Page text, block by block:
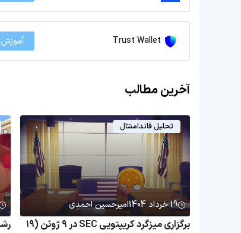
Trust Wallet آموزش
آخرین مطالب
تحلیل فاندامنتال
19 خرداد 1404 امیرحسین احمدی
برگزاری میزگرد کریپتویی SEC در ۹ ژوئن (۱۹